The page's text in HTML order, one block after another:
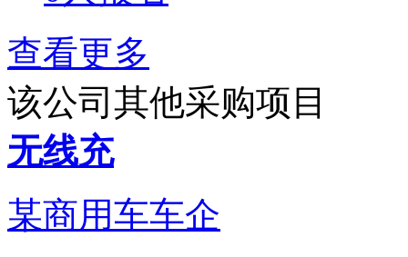
查看更多
该公司其他采购项目
无线充
某商用车车企